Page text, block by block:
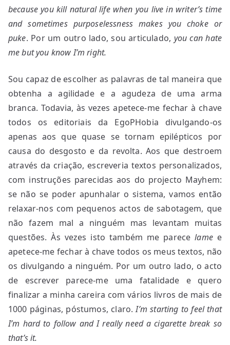
because you kill natural life when you live in writer’s time
and sometimes purposelessness makes you choke or
puke. Por um outro lado, sou articulado, you can hate
me but you know I’m right.
Sou capaz de escolher as palavras de tal maneira que
obtenha a agilidade e a agudeza de uma arma
branca. Todavia, às vezes apetece-me fechar à chave
todos os editoriais da EgoPHobia divulgando-os
apenas aos que quase se tornam epilépticos por
causa do desgosto e da revolta. Aos que destroem
através da criação, escreveria textos personalizados,
com instruções parecidas aos do projecto Mayhem:
se não se poder apunhalar o sistema, vamos então
relaxar-nos com pequenos actos de sabotagem, que
não fazem mal a ninguém mas levantam muitas
questões. Às vezes isto também me parecelamee
apetece-me fechar à chave todos os meus textos, não
os divulgando a ninguém. Por um outro lado, o acto
de escrever parece-me uma fatalidade e quero
finalizar a minha careira com vários livros de mais de
1000 páginas, póstumos, claro.I’m starting to feel that
I’m hard to follow and I really need a cigarette break so
that’s it.